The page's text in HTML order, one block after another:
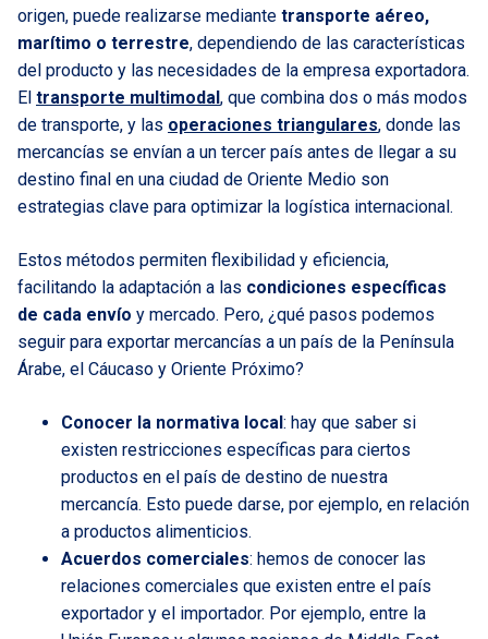
origen, puede realizarse mediante transporte aéreo,
marítimo o terrestre, dependiendo de las características
del producto y las necesidades de la empresa exportadora.
El transporte multimodal, que combina dos o más modos
de transporte, y las operaciones triangulares, donde las
mercancías se envían a un tercer país antes de llegar a su
destino final en una ciudad de Oriente Medio son
estrategias clave para optimizar la logística internacional.
Estos métodos permiten flexibilidad y eficiencia,
facilitando la adaptación a las condiciones específicas
de cada envío y mercado. Pero, ¿qué pasos podemos
seguir para exportar mercancías a un país de la Península
Árabe, el Cáucaso y Oriente Próximo?
Conocer la normativa local: hay que saber si
existen restricciones específicas para ciertos
productos en el país de destino de nuestra
mercancía. Esto puede darse, por ejemplo, en relación
a productos alimenticios.
Acuerdos comerciales: hemos de conocer las
relaciones comerciales que existen entre el país
exportador y el importador. Por ejemplo, entre la